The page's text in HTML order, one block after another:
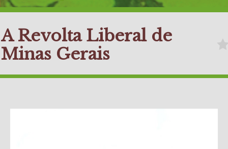
A Revolta Liberal de
Minas Gerais